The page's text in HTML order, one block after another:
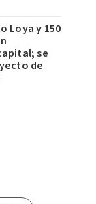
Loya y 150
se
de